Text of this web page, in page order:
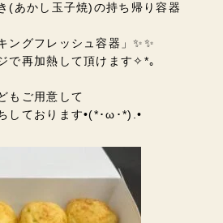
(あかし玉子焼)の持ち帰り容器
ングフレッシュ容器」✨✨
で再加熱して頂けます✧*｡
もご用意して
しております•(*･ω･*).•